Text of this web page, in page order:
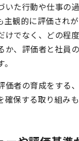
いた行動や仕事の
主観的に評価され
けでなく、どの程
か、評価者と社員
価者の育成をする
確保する取り組みも